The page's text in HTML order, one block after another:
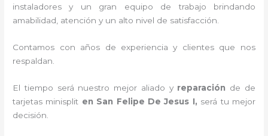
instaladores y un gran equipo de trabajo brindando
amabilidad, atención y un alto nivel de satisfacción.
Contamos con años de experiencia y clientes que nos
respaldan.
El tiempo será nuestro mejor aliado y reparación de de
tarjetas minisplit en San Felipe De Jesus I, será tu mejor
decisión.